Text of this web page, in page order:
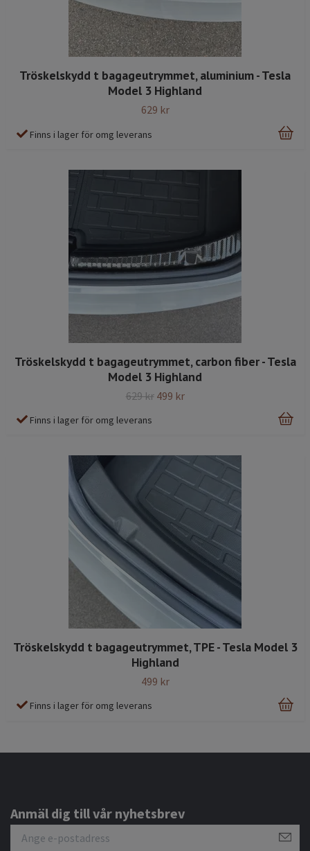
Tröskelskydd t bagageutrymmet, aluminium - Tesla
Model 3 Highland
629 kr
Finns i lager för omg leverans
Tröskelskydd t bagageutrymmet, carbon fiber - Tesla
Model 3 Highland
629 kr 499 kr
Finns i lager för omg leverans
Tröskelskydd t bagageutrymmet, TPE - Tesla Model 3
Highland
499 kr
Finns i lager för omg leverans
Anmäl dig till vår nyhetsbrev